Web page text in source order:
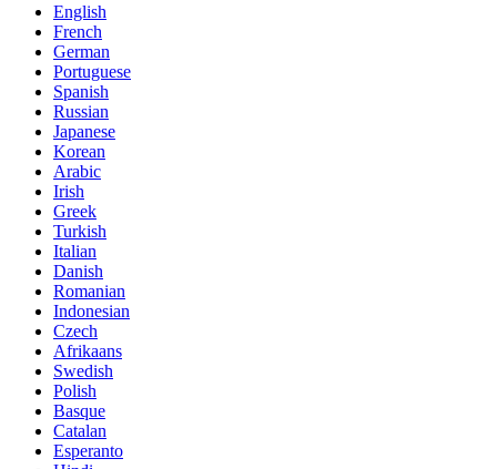
English
French
German
Portuguese
Spanish
Russian
Japanese
Korean
Arabic
Irish
Greek
Turkish
Italian
Danish
Romanian
Indonesian
Czech
Afrikaans
Swedish
Polish
Basque
Catalan
Esperanto